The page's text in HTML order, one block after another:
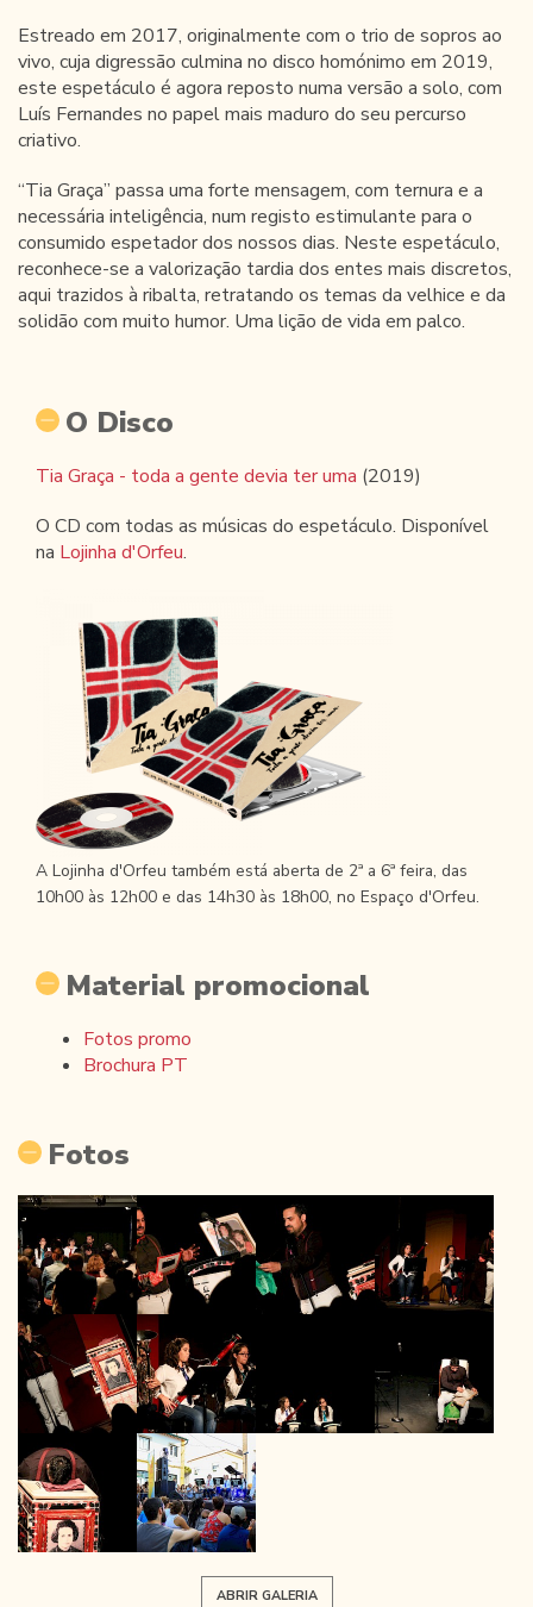
Estreado em 2017, originalmente com o trio de sopros ao
vivo, cuja digressão culmina no disco homónimo em 2019,
este espetáculo é agora reposto numa versão a solo, com
Luís Fernandes no papel mais maduro do seu percurso
criativo.
“Tia Graça” passa uma forte mensagem, com ternura e a
necessária inteligência, num registo estimulante para o
consumido espetador dos nossos dias. Neste espetáculo,
reconhece-se a valorização tardia dos entes mais discretos,
aqui trazidos à ribalta, retratando os temas da velhice e da
solidão com muito humor. Uma lição de vida em palco.
O Disco
Tia Graça - toda a gente devia ter uma (2019)
O CD com todas as músicas do espetáculo. Disponível
na Lojinha d'Orfeu.
A Lojinha d'Orfeu também está aberta de 2ª a 6ª feira, das
10h00 às 12h00 e das 14h30 às 18h00, no Espaço d'Orfeu.
Material promocional
Fotos promo
Brochura PT
Fotos
ABRIR GALERIA